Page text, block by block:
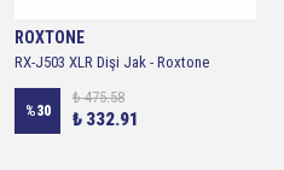
ROXTONE
RX-J503 XLR Dişi Jak - Roxtone
%30
₺ 475.58
₺ 332.91